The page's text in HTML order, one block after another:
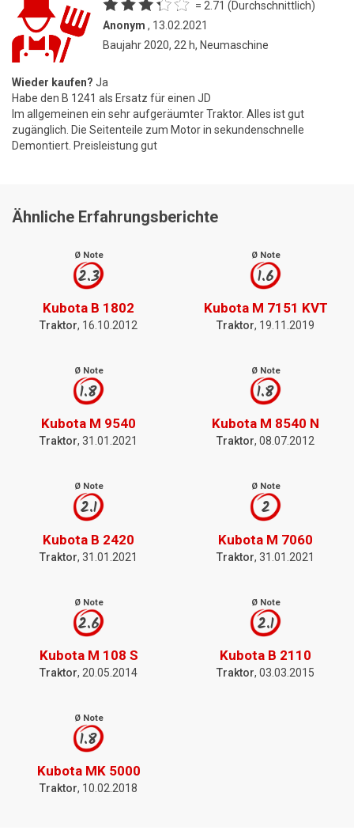
= 2.71 (Durchschnittlich)
Anonym , 13.02.2021
Baujahr 2020, 22 h, Neumaschine
Wieder kaufen? Ja
Habe den B 1241 als Ersatz für einen JD
Im allgemeinen ein sehr aufgeräumter Traktor. Alles ist gut
zugänglich. Die Seitenteile zum Motor in sekundenschnelle
Demontiert. Preisleistung gut
Ähnliche Erfahrungsberichte
Ø Note
2.3
Kubota B 1802
Traktor, 16.10.2012
Ø Note
1.6
Kubota M 7151 KVT
Traktor, 19.11.2019
Ø Note
1.8
Kubota M 9540
Traktor, 31.01.2021
Ø Note
1.8
Kubota M 8540 N
Traktor, 08.07.2012
Ø Note
2.1
Kubota B 2420
Traktor, 31.01.2021
Ø Note
2
Kubota M 7060
Traktor, 31.01.2021
Ø Note
2.6
Kubota M 108 S
Traktor, 20.05.2014
Ø Note
2.1
Kubota B 2110
Traktor, 03.03.2015
Ø Note
1.8
Kubota MK 5000
Traktor, 10.02.2018